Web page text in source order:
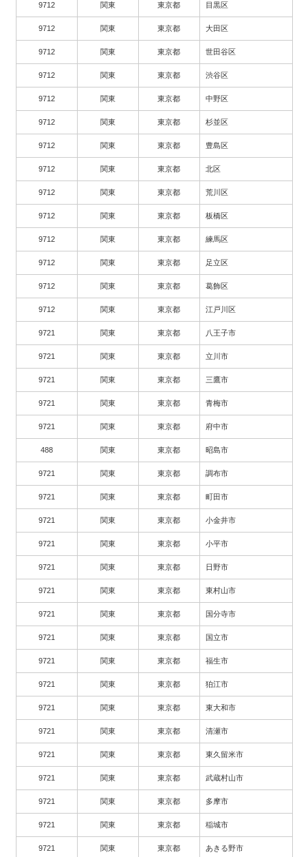
9712 関東 東京都 目黒区
9712 関東 東京都 大田区
9712 関東 東京都 世田谷区
9712 関東 東京都 渋谷区
9712 関東 東京都 中野区
9712 関東 東京都 杉並区
9712 関東 東京都 豊島区
9712 関東 東京都 北区
9712 関東 東京都 荒川区
9712 関東 東京都 板橋区
9712 関東 東京都 練馬区
9712 関東 東京都 足立区
9712 関東 東京都 葛飾区
9712 関東 東京都 江戸川区
9721 関東 東京都 八王子市
9721 関東 東京都 立川市
9721 関東 東京都 三鷹市
9721 関東 東京都 青梅市
9721 関東 東京都 府中市
488 関東 東京都 昭島市
9721 関東 東京都 調布市
9721 関東 東京都 町田市
9721 関東 東京都 小金井市
9721 関東 東京都 小平市
9721 関東 東京都 日野市
9721 関東 東京都 東村山市
9721 関東 東京都 国分寺市
9721 関東 東京都 国立市
9721 関東 東京都 福生市
9721 関東 東京都 狛江市
9721 関東 東京都 東大和市
9721 関東 東京都 清瀬市
9721 関東 東京都 東久留米市
9721 関東 東京都 武蔵村山市
9721 関東 東京都 多摩市
9721 関東 東京都 稲城市
9721 関東 東京都 あきる野市